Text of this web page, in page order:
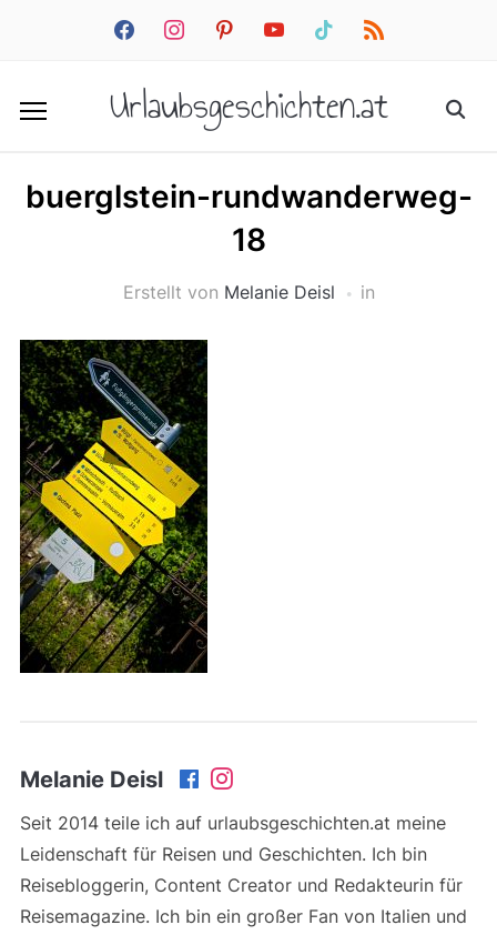
facebookinstagrampinterestyoutube tiktok rss
Urlaubsgeschichten.at
buerglstein-rundwanderweg-
18
Erstellt von Melanie Deisl in
Melanie Deisl
Seit 2014 teile ich auf urlaubsgeschichten.at meine
Leidenschaft für Reisen und Geschichten. Ich bin
Reisebloggerin, Content Creator und Redakteurin für
Reisemagazine. Ich bin ein großer Fan von Italien und